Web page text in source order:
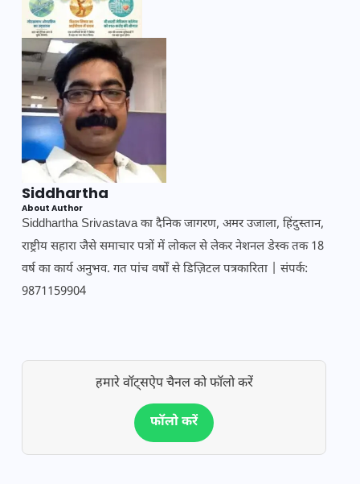
Siddhartha
About Author
Siddhartha Srivastava का दैनिक जागरण, अमर उजाला, हिंदुस्तान,
राष्ट्रीय सहारा जैसे समाचार पत्रों में लोकल से लेकर नेशनल डेस्क तक 18
वर्ष का कार्य अनुभव. गत पांच वर्षों से डिज़िटल पत्रकारिता | संपर्क:
9871159904
हमारे वॉट्सऐप चैनल को फॉलो करें
फॉलो करें